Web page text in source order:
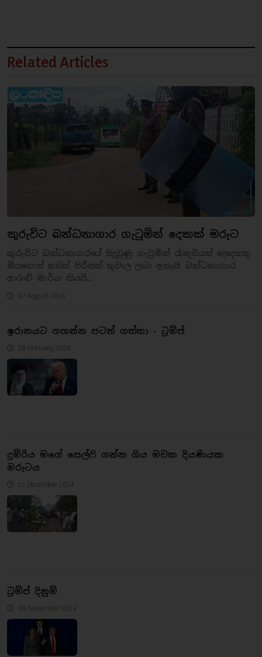
Related Articles
කුරුවිට බන්ධනාගාර ගැටුමින් දෙකක් මරුට
කුරුවිට බන්ධනාගරයේ සිදුවුණු ගැටුමින් රැදෙවියන් දෙදෙනකු
මියගොස් තවත් පිරිසක් තුවාල ලබා ඇතැයි බන්ධනාගාර
ආරංචි මාර්ග කියයි...
07 August 2026
ඉරානයට ගහන්න පටන් ගත්තා - ට්‍රම්ප්
28 February 2026
දුම්රිය මගේ සෙල්ෆි ගන්න ගිය මවක දියණියක
මරුටය
22 December 2024
ට්‍රම්ප් දිනුම්
06 November 2024